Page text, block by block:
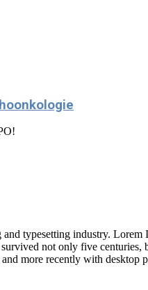
typesetting industry.
not only five
and more recently with